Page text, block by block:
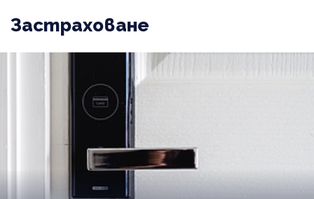
Застраховане